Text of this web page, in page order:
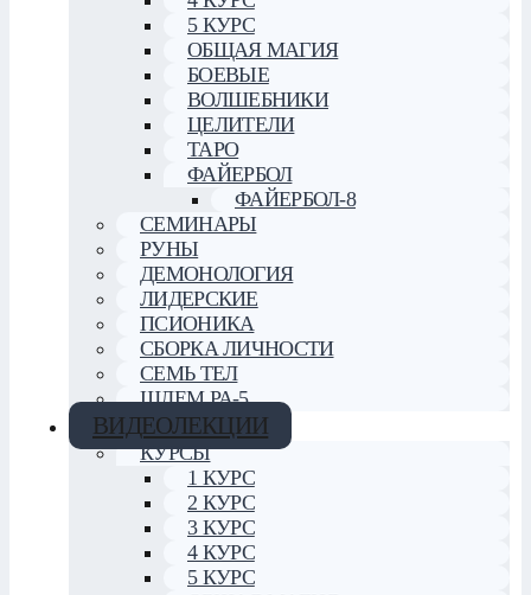
5 КУРС
ОБЩАЯ МАГИЯ
БОЕВЫЕ
ВОЛШЕБНИКИ
ЦЕЛИТЕЛИ
ТАРО
ФАЙЕРБОЛ
ФАЙЕРБОЛ-8
СЕМИНАРЫ
РУНЫ
ДЕМОНОЛОГИЯ
ЛИДЕРСКИЕ
ПСИОНИКА
СБОРКА ЛИЧНОСТИ
СЕМЬ ТЕЛ
ШЛЕМ РА-5
ВИДЕОЛЕКЦИИ
КУРСЫ
1 КУРС
2 КУРС
3 КУРС
4 КУРС
5 КУРС